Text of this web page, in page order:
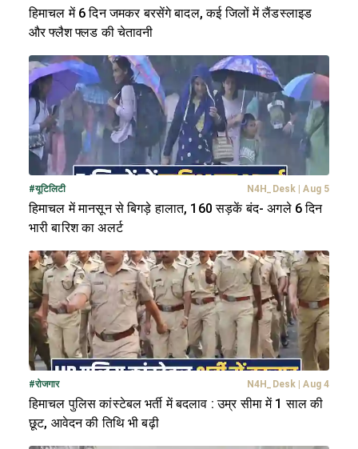
हिमाचल में 6 दिन जमकर बरसेंगे बादल, कई जिलों में लैंडस्लाइड
और फ्लैश फ्लड की चेतावनी
#यूटिलिटी N4H_Desk Aug 5
हिमाचल में मानसून से बिगड़े हालात, 160 सड़कें बंद- अगले 6 दिन
भारी बारिश का अलर्ट
#रोजगार N4H_Desk Aug 4
हिमाचल पुलिस कांस्टेबल भर्ती में बदलाव : उम्र सीमा में 1 साल की
छूट, आवेदन की तिथि भी बढ़ी